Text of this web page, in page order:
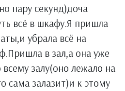
пару секунд)доча
всё в шкафу.Я пришла
убрала всё на
в зал,а она уже
залу(оно лежало на
сама залазит)и к этому